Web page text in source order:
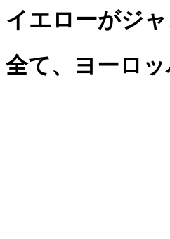
イエローがジ
全て、ヨーロッ